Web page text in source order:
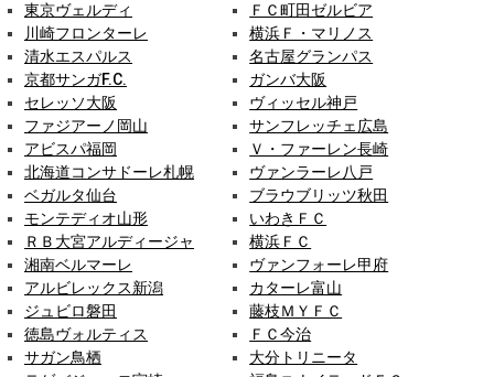
東京ヴェルディ
ＦＣ町田ゼルビア
川崎フロンターレ
横浜Ｆ・マリノス
清水エスパルス
名古屋グランパス
京都サンガF.C.
ガンバ大阪
セレッソ大阪
ヴィッセル神戸
ファジアーノ岡山
サンフレッチェ広島
アビスパ福岡
Ｖ・ファーレン長崎
北海道コンサドーレ札幌
ヴァンラーレ八戸
ベガルタ仙台
ブラウブリッツ秋田
モンテディオ山形
いわきＦＣ
ＲＢ大宮アルディージャ
横浜ＦＣ
湘南ベルマーレ
ヴァンフォーレ甲府
アルビレックス新潟
カターレ富山
ジュビロ磐田
藤枝ＭＹＦＣ
徳島ヴォルティス
ＦＣ今治
サガン鳥栖
大分トリニータ